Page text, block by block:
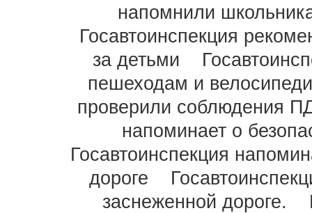
напомнили
Госавтоинспекция
за детьми
пешеходам и
проверили соблюдения
напоминает о
Госавтоинспекция
дороге
заснеженной дороге.